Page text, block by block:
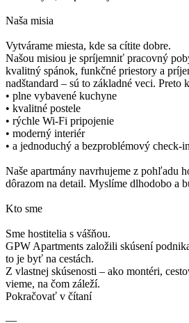
Naša misia
Vytvárame miesta, kde sa cítite dobre.
Našou misiou je spríjemniť pracovný
kvalitný spánok, funkčné priestory a
nadštandard – sú to základné veci. Preto
• plne vybavené kuchyne
• kvalitné postele
• rýchle Wi-Fi pripojenie
• moderný interiér
• a jednoduchý a bezproblémový check-in
Naše apartmány navrhujeme z pohľadu
dôrazom na detail. Myslíme dlhodobo a
Kto sme
Sme hostitelia s vášňou.
GPW Apartments založili skúsení
to je byť na cestách.
Z vlastnej skúsenosti – ako montéri,
vieme, na čom záleží.
Pokračovať v čítaní
—